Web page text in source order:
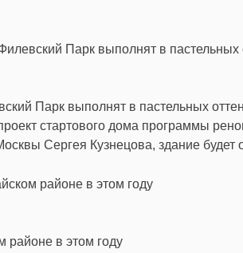
Парк выполнят в пастельных
стартового дома программы
Сергея Кузнецова, здание
в этом году